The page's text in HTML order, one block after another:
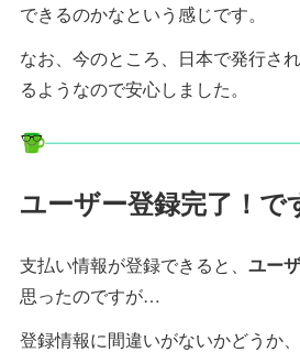
できるのかなという感じです。
なお、今のところ、日本で発行さ
るようなので安心しました。
ユーザー登録完了！
支払い情報が登録できると、 ユー
思ったのですが…
登録情報に間違いがないかどうか